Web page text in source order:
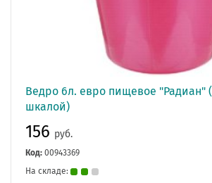
Ведро 6л. евро пищевое "Радиан"
шкалой)
156 руб.
Код: 00943369
На складе: